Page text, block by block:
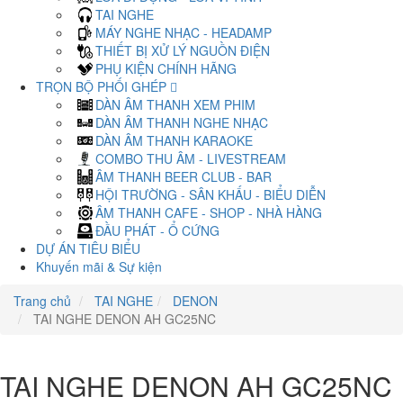
TAI NGHE
MÁY NGHE NHẠC - HEADAMP
THIẾT BỊ XỬ LÝ NGUỒN ĐIỆN
PHỤ KIỆN CHÍNH HÃNG
TRỌN BỘ PHỐI GHÉP
DÀN ÂM THANH XEM PHIM
DÀN ÂM THANH NGHE NHẠC
DÀN ÂM THANH KARAOKE
COMBO THU ÂM - LIVESTREAM
ÂM THANH BEER CLUB - BAR
HỘI TRƯỜNG - SÂN KHẤU - BIỂU DIỄN
ÂM THANH CAFE - SHOP - NHÀ HÀNG
ĐẦU PHÁT - Ổ CỨNG
DỰ ÁN TIÊU BIỂU
Khuyến mãi & Sự kiện
Trang chủ
TAI NGHE
DENON
TAI NGHE DENON AH GC25NC
TAI NGHE DENON AH GC25NC